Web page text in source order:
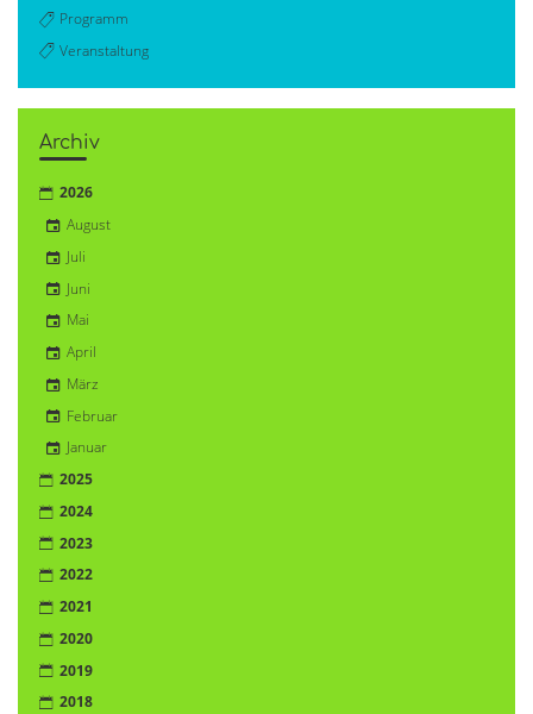
Programm
Veranstaltung
Archiv
2026
August
Juli
Juni
Mai
April
März
Februar
Januar
2025
2024
2023
2022
2021
2020
2019
2018